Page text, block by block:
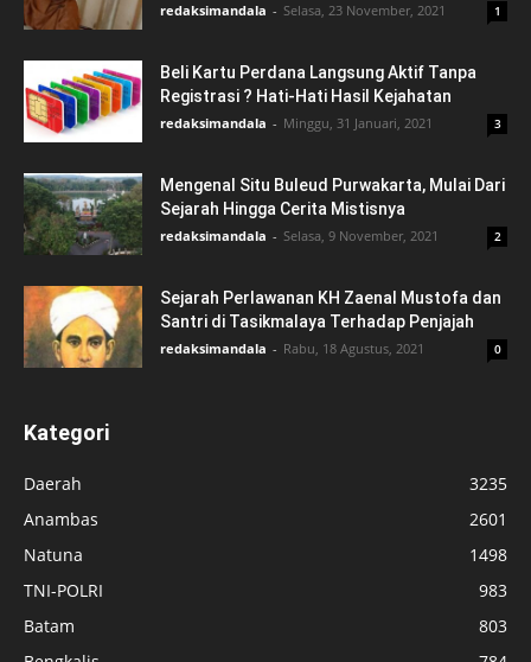
redaksimandala - Selasa, 23 November, 2021 1
Beli Kartu Perdana Langsung Aktif Tanpa
Registrasi ? Hati-Hati Hasil Kejahatan
redaksimandala - Minggu, 31 Januari, 2021 3
Mengenal Situ Buleud Purwakarta, Mulai Dari
Sejarah Hingga Cerita Mistisnya
redaksimandala - Selasa, 9 November, 2021 2
Sejarah Perlawanan KH Zaenal Mustofa dan
Santri di Tasikmalaya Terhadap Penjajah
redaksimandala - Rabu, 18 Agustus, 2021 0
Kategori
Daerah
3235
Anambas
2601
Natuna
1498
TNI-POLRI
983
Batam
803